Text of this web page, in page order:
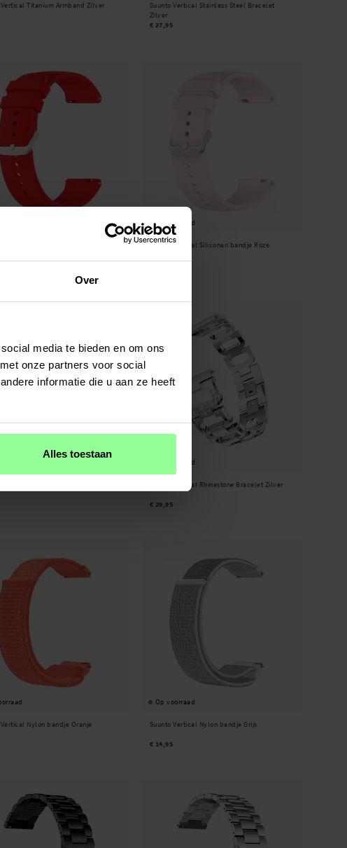
Over
media te bieden en om ons
onze partners voor social
informatie die u aan ze heeft
Alles toestaan
Vertical Titanium Armband Zilver
Suunto Vertical Stainless Steel Bracelet
Zilver
€ 27,95
Op voorraad
Suunto Vertical Siliconen bandje Roze
€ 13,95
Op voorraad
Suunto Vertical Rhinestone Bracelet Zilver
€ 29,95
Vertical Nylon bandje Oranje
Op voorraad
Suunto Vertical Nylon bandje Grijs
€ 14,95